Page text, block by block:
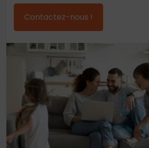
Contactez-nous !